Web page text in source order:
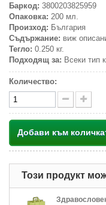
Баркод: 3800203825959
Опаковка: 200 мл.
Произход: България
Съдържание: виж
Тегло: 0.250 кг.
Подходящ за: Всеки тип
Количество:
Добави към
Този продукт